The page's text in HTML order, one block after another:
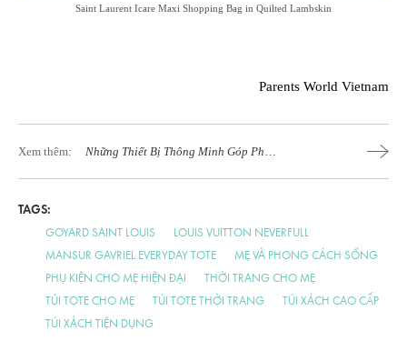
Saint Laurent Icare Maxi Shopping Bag in Quilted Lambskin
Parents World Vietnam
Xem thêm:
Những Thiết Bị Thông Minh Góp Phần
TAGS:
GOYARD SAINT LOUIS
LOUIS VUITTON NEVERFULL
MANSUR GAVRIEL EVERYDAY TOTE
MẸ VÀ PHONG CÁCH SỐNG
PHỤ KIỆN CHO MẸ HIỆN ĐẠI
THỜI TRANG CHO MẸ
TÚI TOTE CHO MẸ
TÚI TOTE THỜI TRANG
TÚI XÁCH CAO CẤP
TÚI XÁCH TIỆN DỤNG